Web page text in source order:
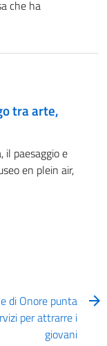
che ha
tra arte,
il paesaggio e
en plein air,
di Onore punta
per attrarre i
giovani